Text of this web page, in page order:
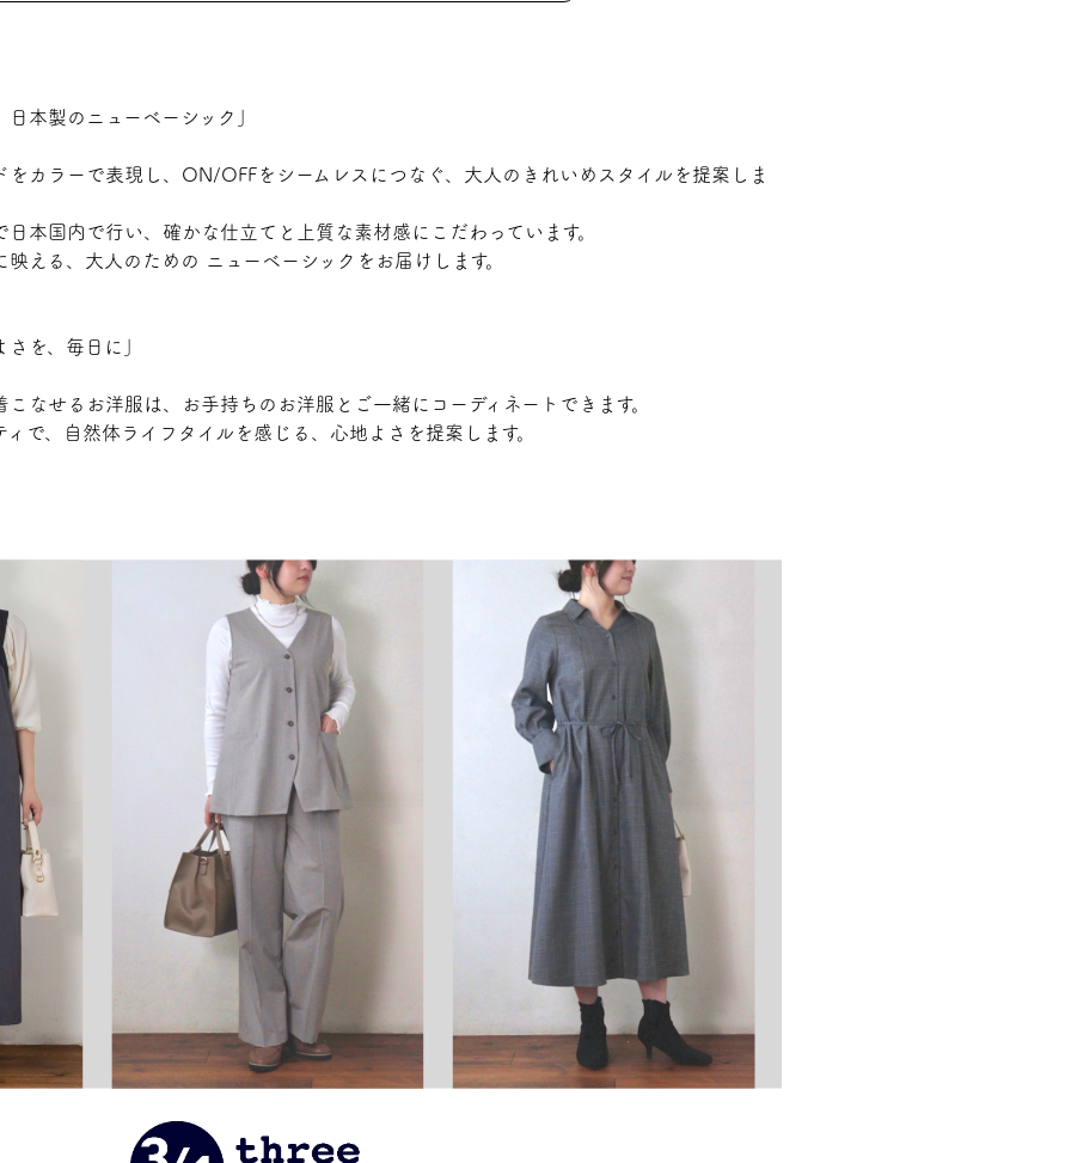
本製のニューベーシック」
をカラーで表現し、ON/OFFをシームレスにつなぐ、大人のきれいめスタイルを提案しま
本国内で行い、確かな仕立てと上質な素材感にこだわっています。
える、大人のための ニューベーシックをお届けします。
を、毎日に」
なせるお洋服は、お手持ちのお洋服とご一緒にコーディネートできます。
で、自然体ライフタイルを感じる、心地よさを提案します。